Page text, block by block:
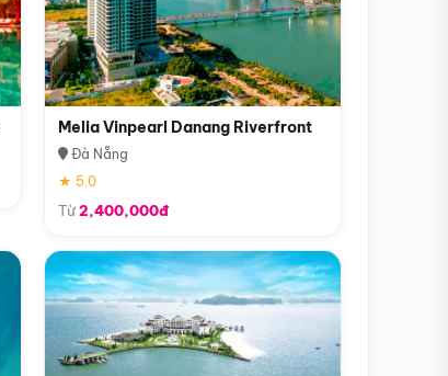
Melia Vinpearl Danang Riverfront
Đà Nẵng
★ 5.0
Từ2,400,000đ